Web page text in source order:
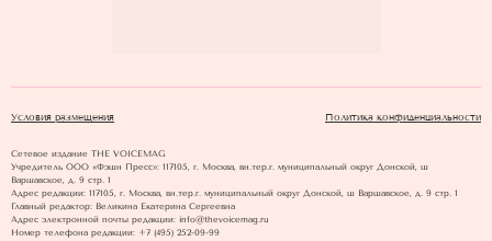
Условия размещения Политика конфиденциальности
Сетевое издание THE VOICEMAG
Учредитель ООО «Фэшн Пресс»: 117105, г. Москва, вн.тер.г. муниципальный округ Донской, ш
Варшавское, д. 9 стр. 1
Адрес редакции: 117105, г. Москва, вн.тер.г. муниципальный округ Донской, ш Варшавское, д. 9 стр. 1
Главный редактор: Великина Екатерина Сергеевна
Адрес электронной почты редакции: info@thevoicemag.ru
Номер телефона редакции: +7 (495) 252-09-99